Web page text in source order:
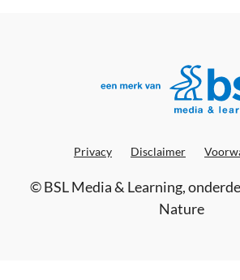
Privacy Disclaimer
©BSL Media & Learning,
Nature